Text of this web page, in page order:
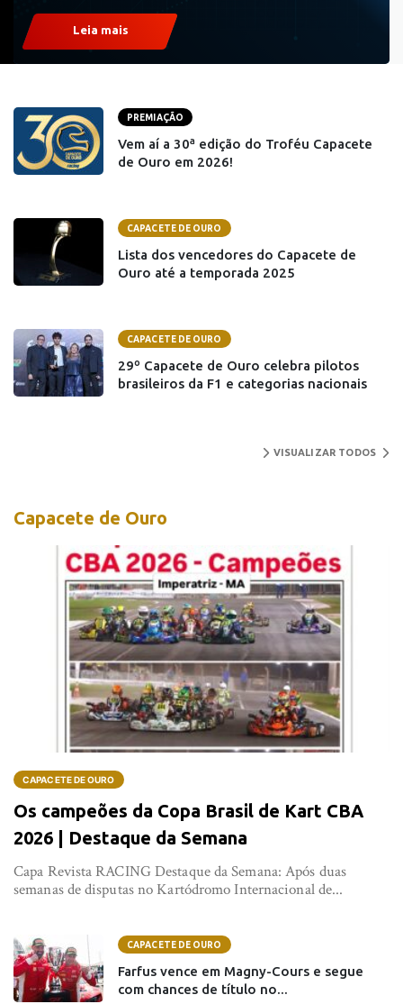
Leia mais
PREMIAÇÃO
Vem aí a 30ª edição do Troféu Capacete
de Ouro em 2026!
CAPACETE DE OURO
Lista dos vencedores do Capacete de
Ouro até a temporada 2025
CAPACETE DE OURO
29º Capacete de Ouro celebra pilotos
brasileiros da F1 e categorias nacionais
VISUALIZAR TODOS
Capacete de Ouro
CAPACETE DE OURO
Os campeões da Copa Brasil de Kart CBA
2026 | Destaque da Semana
Capa Revista RACING Destaque da Semana: Após duas
semanas de disputas no Kartódromo Internacional de...
CAPACETE DE OURO
Farfus vence em Magny-Cours e segue
com chances de título no...